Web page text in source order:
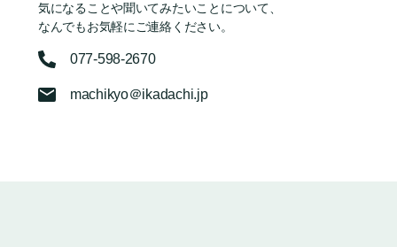
気になることや聞いてみたいことについて、
なんでもお気軽にご連絡ください。
077-598-2670
machikyo＠ikadachi.jp